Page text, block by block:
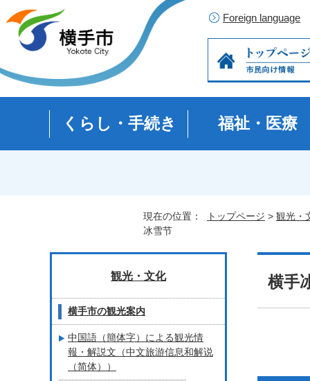
Foreign language
くらし・手続き 福祉・医療
現在の位置： トップページ > 観光・
冰雪节
横手
観光・文化
横手市の観光案内
中国語（簡体字）による観光情
報・解説文（中文旅游信息和解说
（简体））